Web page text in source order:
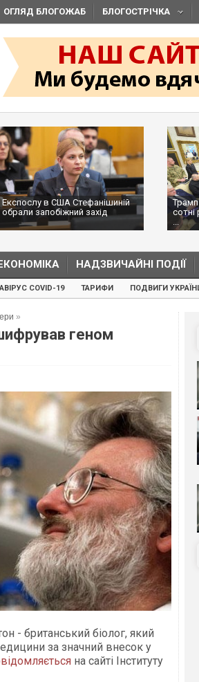
ОГЛЯД БЛОГОЖАБ БЛОГОСТРІЧКА
Експослу в США Стефанішиній
обрали запобіжний захід
Трамп
...
НАДЗВИЧАЙНІ ПОДІЇ
COVID-19 ТАРИФИ ПОДВИГИ
»
геном
- британський біолог, який
за значний внесок у
на сайті Інституту